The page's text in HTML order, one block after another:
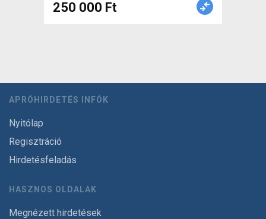
250 000 Ft
APRÓHIRDETÉS INFÓK
Nyitólap
Regisztráció
Hirdetésfeladás
HASZNOS OLDALAK
Megnézett hirdetések